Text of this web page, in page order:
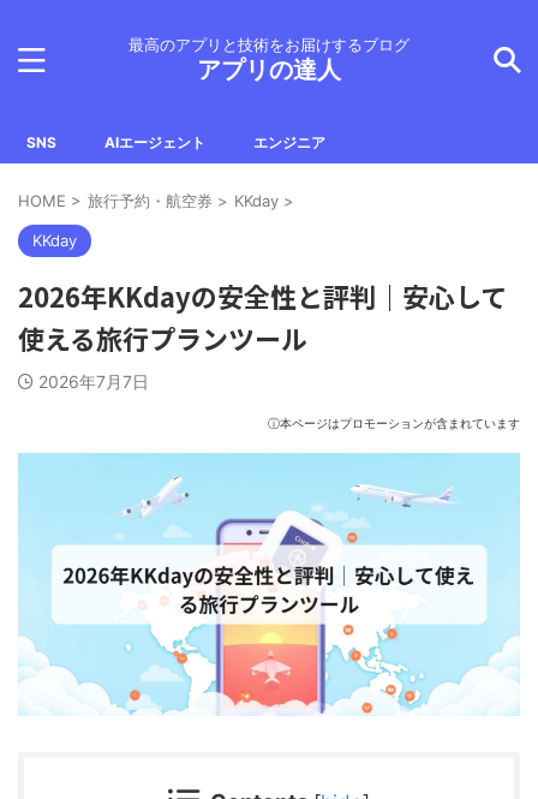
最高のアプリと技術をお届けするブログ
アプリの達人
SNS AIエージェント エンジニア
HOME > 旅行予約・航空券 > KKday >
KKday
2026年KKdayの安全性と評判｜安心して
使える旅行プランツール
2026年7月7日
ⓘ本ページはプロモーションが含まれています